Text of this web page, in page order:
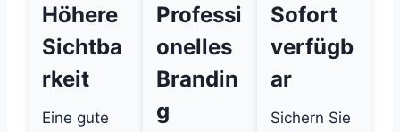
Höhere
Sichtba
rkeit
Eine gute
Professi
onelles
Brandin
g
Sofort
verfügb
ar
Sichern Sie